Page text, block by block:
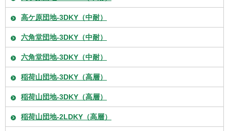
高ケ原団地-3DKY（中耐）
六角堂団地-3DKY（中耐）
六角堂団地-3DKY（中耐）
稲荷山団地-3DKY（高層）
稲荷山団地-3DKY（高層）
稲荷山団地-2LDKY（高層）